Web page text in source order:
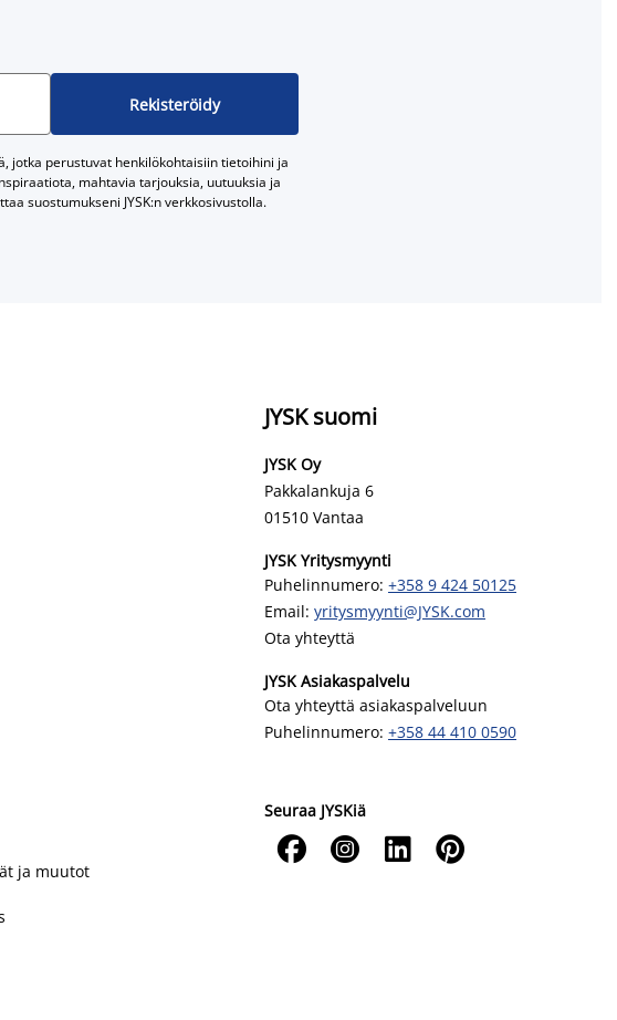
Rekisteröidy
jotka perustuvat henkilökohtaisiin tietoihini ja
mahtavia tarjouksia, uutuuksia ja
suostumukseni JYSK:n verkkosivustolla.
ja muutot
JYSK suomi
JYSK Oy
Pakkalankuja 6
01510 Vantaa
JYSK Yritysmyynti
Puhelinnumero: +358 9 424 50125
Email: yritysmyynti@JYSK.com
Ota yhteyttä
JYSK Asiakaspalvelu
Ota yhteyttä asiakaspalveluun
Puhelinnumero: +358 44 410 0590
Seuraa JYSKiä
   